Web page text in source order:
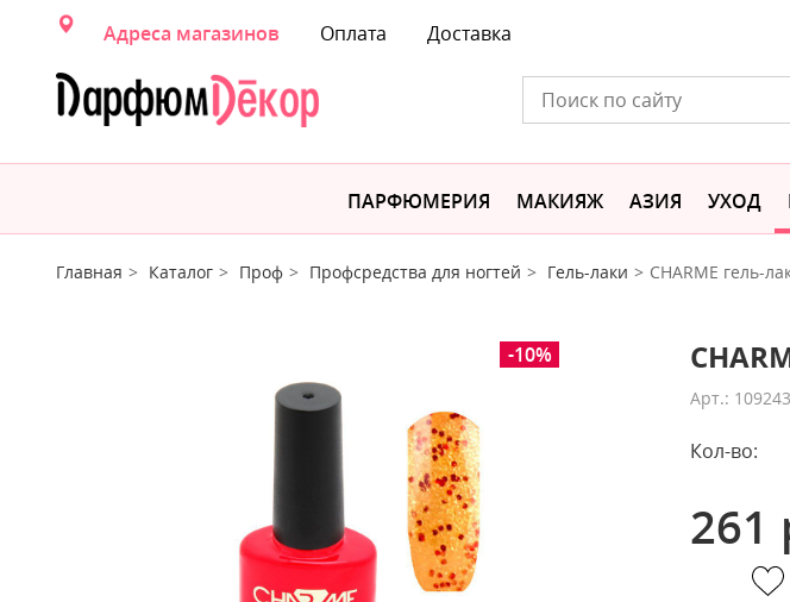
Адреса магазинов Оплата Доставка
ПАРФЮМЕРИЯ МАКИЯЖ АЗИЯ УХОД
Главная Каталог Проф Профсредства для ногтей Гель-лаки CHARME гель-
-10%
Арт.: 109243
Кол-во:
261